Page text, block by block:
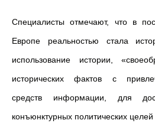
Специалисты отмечают, что в
Европе реальностью стала
использование истории,
исторических фактов с
средств информации, для
конъюнктурных политических целей